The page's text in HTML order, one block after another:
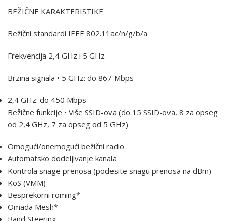
BEŽIČNE KARAKTERISTIKE
Bežični standardi IEEE 802.11ac/n/g/b/a
Frekvencija 2,4 GHz i 5 GHz
Brzina signala • 5 GHz: do 867 Mbps
2,4 GHz: do 450 Mbps
Bežične funkcije • Više SSID-ova (do 15 SSID-ova, 8 za opseg
od 2,4 GHz, 7 za opseg od 5 GHz)
Omogući/onemogući bežični radio
Automatsko dodeljivanje kanala
Kontrola snage prenosa (podesite snagu prenosa na dBm)
KoS (VMM)
Besprekorni roming*
Omada Mesh*